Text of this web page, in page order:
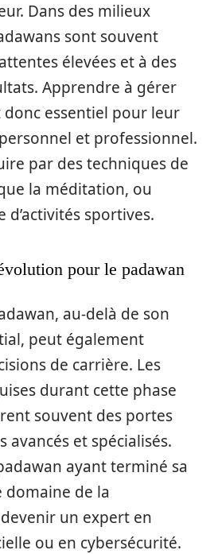
Dans des milieux
sont souvent
élevées et à des
Apprendre à gérer
donc essentiel pour leur
et professionnel.
par des techniques de
la méditation, ou
sportives.
pour le padawan
au-delà de son
peut également
de carrière. Les
durant cette phase
souvent des portes
avancés et spécialisés.
ayant terminé sa
de la
un expert en
ou en cybersécurité.